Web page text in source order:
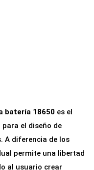
batería 18650 es el
el diseño de
A diferencia de los
permite una libertad
al usuario crear